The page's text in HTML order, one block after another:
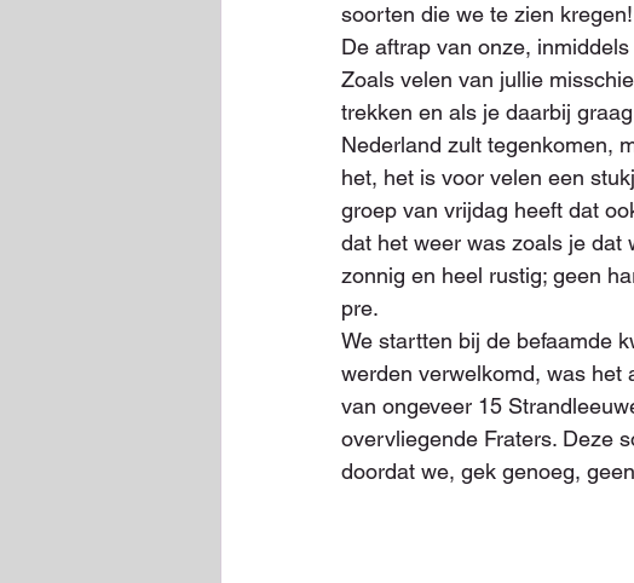
soorten die we te zien kregen!
De aftrap van onze,
Zoals velen van jullie
trekken en als je daarbij
Nederland zult tegenkomen,
het, het is voor velen een
groep van vrijdag heeft dat
dat het weer was zoals je dat
zonnig en heel rustig; geen
pre.
We startten bij de befaamde
werden verwelkomd, was het
van ongeveer 15
overvliegende Fraters. Deze
doordat we, gek genoeg,